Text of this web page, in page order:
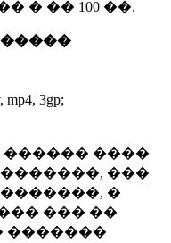
� �� 100 ��.
mp4, 3gp;
����
���
�
��� ��
�������